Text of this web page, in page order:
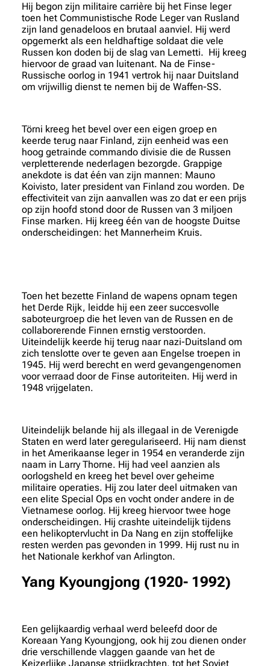
Hij begon zijn militaire carrière bij het Finse leger
toen het Communistische Rode Leger van Rusland
zijn land genadeloos en brutaal aanviel. Hij werd
opgemerkt als een heldhaftige soldaat die vele
Russen kon doden bij de slag van Lemetti. Hij kreeg
hiervoor de graad van luitenant. Na de Finse-
Russische oorlog in 1941 vertrok hij naar Duitsland
om vrijwillig dienst te nemen bij de Waffen-SS.
Törni kreeg het bevel over een eigen groep en
keerde terug naar Finland, zijn eenheid was een
hoog getrainde commando divisie die de Russen
verpletterende nederlagen bezorgde. Grappige
anekdote is dat één van zijn mannen: Mauno
Koivisto, later president van Finland zou worden. De
effectiviteit van zijn aanvallen was zo dat er een prijs
op zijn hoofd stond door de Russen van 3 miljoen
Finse marken. Hij kreeg één van de hoogste Duitse
onderscheidingen: het Mannerheim Kruis.
Toen het bezette Finland de wapens opnam tegen
het Derde Rijk, leidde hij een zeer succesvolle
saboteurgroep die het leven van de Russen en de
collaborerende Finnen ernstig verstoorden.
Uiteindelijk keerde hij terug naar nazi-Duitsland om
zich tenslotte over te geven aan Engelse troepen in
1945. Hij werd berecht en werd gevangengenomen
voor verraad door de Finse autoriteiten. Hij werd in
1948 vrijgelaten.
Uiteindelijk belande hij als illegaal in de Verenigde
Staten en werd later geregulariseerd. Hij nam dienst
in het Amerikaanse leger in 1954 en veranderde zijn
naam in Larry Thorne. Hij had veel aanzien als
oorlogsheld en kreeg het bevel over geheime
militaire operaties. Hij zou later deel uitmaken van
een elite Special Ops en vocht onder andere in de
Vietnamese oorlog. Hij kreeg hiervoor twee hoge
onderscheidingen. Hij crashte uiteindelijk tijdens
een helikoptervlucht in Da Nang en zijn stoffelijke
resten werden pas gevonden in 1999. Hij rust nu in
het Nationale kerkhof van Arlington.
Yang Kyoungjong (1920- 1992)
Een gelijkaardig verhaal werd beleefd door de
Koreaan Yang Kyoungjong, ook hij zou dienen onder
drie verschillende vlaggen gaande van het de
Keizerlijke Japanse strijdkrachten, tot het Sovjet